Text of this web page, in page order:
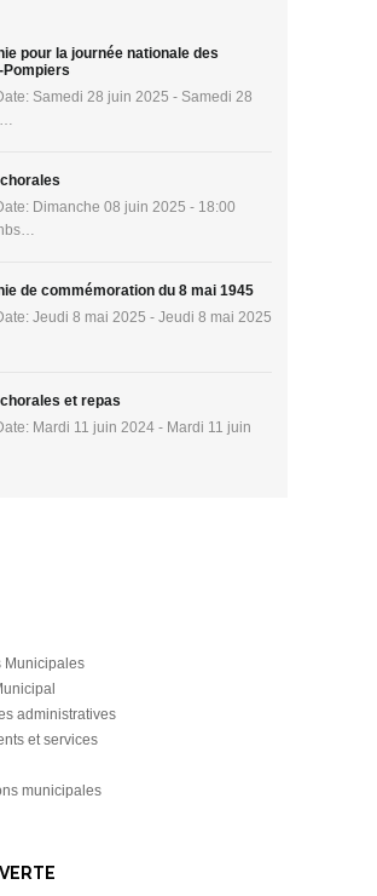
pour la journée nationale des
Samedi 28 juin 2025 - Samedi 28
Dimanche 08 juin 2025 - 18:00
de commémoration du 8 mai 1945
Jeudi 8 mai 2025 - Jeudi 8 mai 2025
et repas
Mardi 11 juin 2024 - Mardi 11 juin
Municipales
administratives
et services
municipales